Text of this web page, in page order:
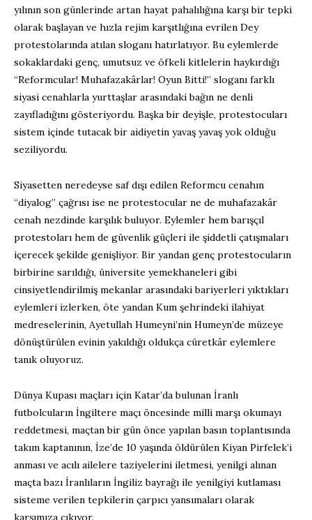
yılının son günlerinde artan hayat pahalılığına karşı bir tepki
olarak başlayan ve hızla rejim karşıtlığına evrilen Dey
protestolarında atılan sloganı hatırlatıyor. Bu eylemlerde
sokaklardaki genç, umutsuz ve öfkeli kitlelerin haykırdığı
“Reformcular! Muhafazakârlar! Oyun Bitti!” sloganı farklı
siyasi cenahlarla yurttaşlar arasındaki bağın ne denli
zayıfladığını gösteriyordu. Başka bir deyişle, protestocuları
sistem içinde tutacak bir aidiyetin yavaş yavaş yok olduğu
seziliyordu.
Siyasetten neredeyse saf dışı edilen Reformcu cenahın
“diyalog” çağrısı ise ne protestocular ne de muhafazakâr
cenah nezdinde karşılık buluyor. Eylemler hem barışçıl
protestoları hem de güvenlik güçleri ile şiddetli çatışmaları
içerecek şekilde genişliyor. Bir yandan genç protestocuların
birbirine sarıldığı, üniversite yemekhaneleri gibi
cinsiyetlendirilmiş mekanlar arasındaki bariyerleri yıktıkları
eylemleri izlerken, öte yandan Kum şehrindeki ilahiyat
medreselerinin, Ayetullah Humeyni’nin Humeyn’de müzeye
dönüştürülen evinin yakıldığı oldukça cüretkâr eylemlere
tanık oluyoruz.
Dünya Kupası maçları için Katar’da bulunan İranlı
futbolcuların İngiltere maçı öncesinde milli marşı okumayı
reddetmesi, maçtan bir gün önce yapılan basın toplantısında
takım kaptanının, İze’de 10 yaşında öldürülen Kiyan Pirfelek’i
anması ve acılı ailelere taziyelerini iletmesi, yenilgi alınan
maçta bazı İranlıların İngiliz bayrağı ile yenilgiyi kutlaması
sisteme verilen tepkilerin çarpıcı yansımaları olarak
karşımıza çıkıyor.